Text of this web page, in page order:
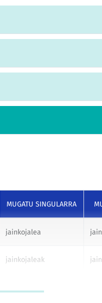
MUGATU SINGULARRA
jainkojalea
jainkojaleak